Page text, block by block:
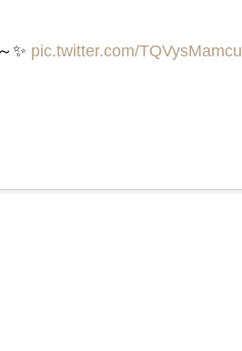
✨️ pic.twitter.com/TQVysMamcu